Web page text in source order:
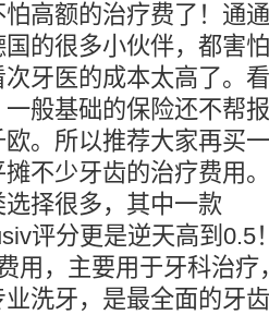
高额的治疗费了！通
的很多小伙伴，都害
牙医的成本太高了。
般基础的保险还不帮
。所以推荐大家再买
不少牙齿的治疗费用
择很多，其中一款
评分更是逆天高到0.5
用，主要用于牙科治
洗牙，是最全面的牙